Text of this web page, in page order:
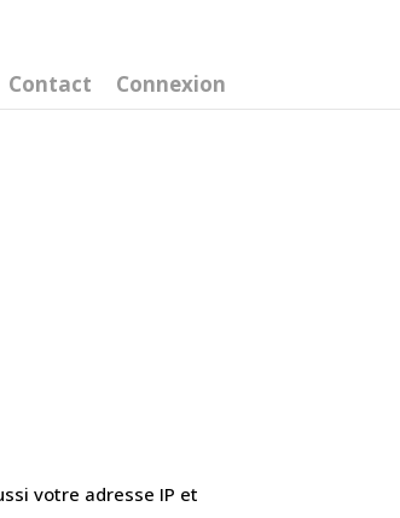
Contact Connexion
votre adresse IP et